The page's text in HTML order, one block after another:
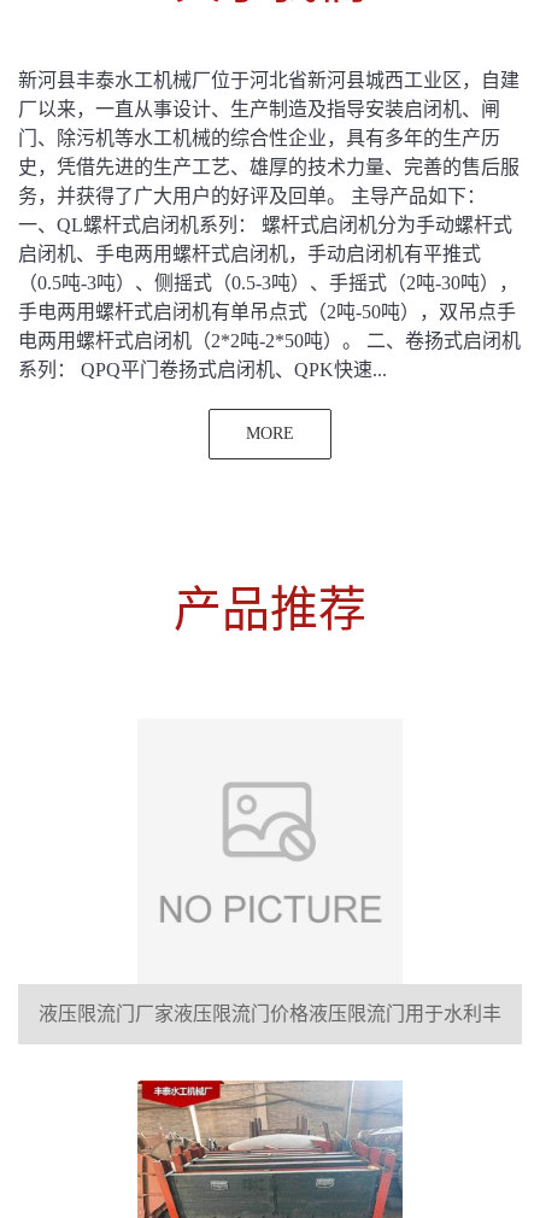
新河县丰泰水工机械厂位于河北省新河县城西工业区，自建
厂以来，一直从事设计、生产制造及指导安装启闭机、闸
门、除污机等水工机械的综合性企业，具有多年的生产历
史，凭借先进的生产工艺、雄厚的技术力量、完善的售后服
务，并获得了广大用户的好评及回单。 主导产品如下：
一、QL螺杆式启闭机系列： 螺杆式启闭机分为手动螺杆式
启闭机、手电两用螺杆式启闭机，手动启闭机有平推式
（0.5吨-3吨）、侧摇式（0.5-3吨）、手摇式（2吨-30吨），
手电两用螺杆式启闭机有单吊点式（2吨-50吨），双吊点手
电两用螺杆式启闭机（2*2吨-2*50吨）。 二、卷扬式启闭机
系列： QPQ平门卷扬式启闭机、QPK快速...
MORE
产品推荐
液压限流门厂家液压限流门价格液压限流门用于水利丰